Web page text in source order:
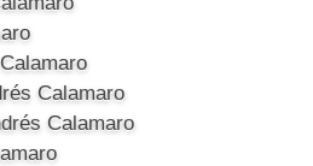
Calamaro
Calamaro